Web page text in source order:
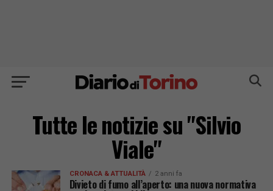
Tutte le notizie su "Silvio
Viale"
CRONACA & ATTUALITÀ 2 anni fa
Divieto di fumo all’aperto: una nuova normativa